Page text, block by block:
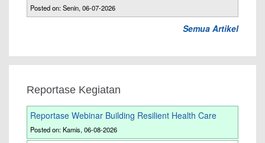
Posted on: Senin, 06-07-2026
Semua Artikel
Reportase Kegiatan
Reportase Webinar Building Resilient Health Care
Posted on: Kamis, 06-08-2026